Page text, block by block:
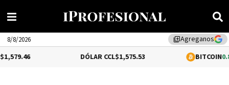
library_addAgreganos
8/8/2026
$1,575.53 0.8%